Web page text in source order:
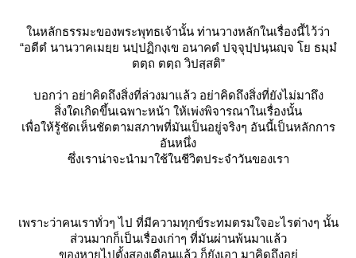
นหลักธรรมะของพระพุทธเจ้านั้น ท่านวางหลักในเรื่องนี้ไว้ว่า
“อตีตํ นานวาคเมยฺย นปฺปฏิกงฺเข อนาคตํ ปจฺจุปฺปนฺนญฺจ โย ธมฺมํ
ตตฺถ ตตฺถ วิปสฺสติ”
บอกว่า อย่าคิดถึงสิ่งที่ล่วงมาแล้ว อย่าคิดถึงสิ่งที่ยังไม่มาถึง
สิ่งใดเกิดขึ้นเฉพาะหน้า ให้เพ่งพิจารณาในเรื่องนั้น
เพื่อให้รู้ชัดเห็นชัดตามสภาพที่มันเป็นอยู่จริงๆ อันนี้เป็นหลักการ
อันหนึ่ง
ซึ่งเราน่าจะนำมาใช้ในชีวิตประจำวันของเรา
เพราะว่าคนเราทั่วๆ ไป ที่มีความทุกข์ระทมตรมใจอะไรต่างๆ นั้น
ส่วนมากก็เป็นเรื่องเก่าๆ ที่มันผ่านพ้นมาแล้ว
ของหายไปตั้งสองเดือนแล้ว ก็ยังเอา มาคิดถึงอยู่